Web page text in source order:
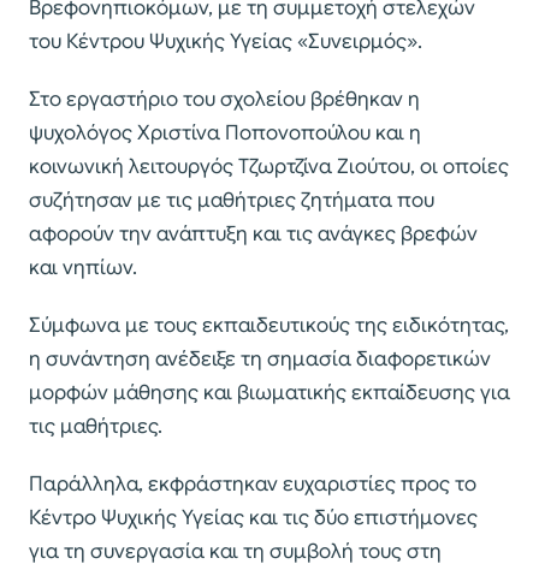
Βρεφονηπιοκόμων, με τη συμμετοχή στελεχών
του Κέντρου Ψυχικής Υγείας «Συνειρμός».
Στο εργαστήριο του σχολείου βρέθηκαν η
ψυχολόγος Χριστίνα Ποπονοπούλου και η
κοινωνική λειτουργός Τζωρτζίνα Ζιούτου, οι οποίες
συζήτησαν με τις μαθήτριες ζητήματα που
αφορούν την ανάπτυξη και τις ανάγκες βρεφών
και νηπίων.
Σύμφωνα με τους εκπαιδευτικούς της ειδικότητας,
η συνάντηση ανέδειξε τη σημασία διαφορετικών
μορφών μάθησης και βιωματικής εκπαίδευσης για
τις μαθήτριες.
Παράλληλα, εκφράστηκαν ευχαριστίες προς το
Κέντρο Ψυχικής Υγείας και τις δύο επιστήμονες
για τη συνεργασία και τη συμβολή τους στη